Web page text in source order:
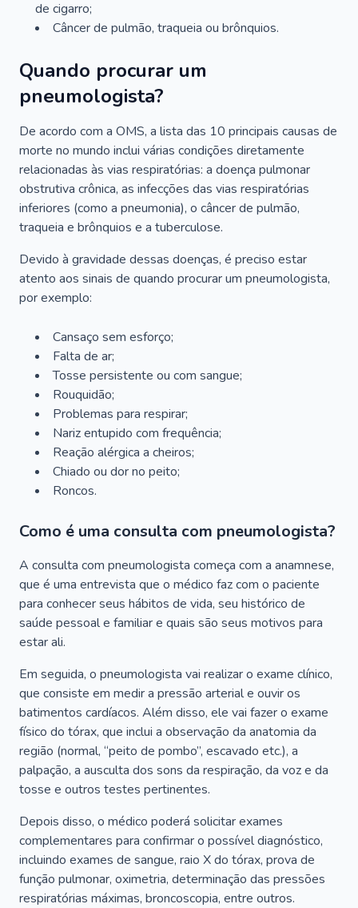
de cigarro;
Câncer de pulmão, traqueia ou brônquios.
Quando procurar um
pneumologista?
De acordo com a OMS, a lista das 10 principais causas de
morte no mundo inclui várias condições diretamente
relacionadas às vias respiratórias: a doença pulmonar
obstrutiva crônica, as infecções das vias respiratórias
inferiores (como a pneumonia), o câncer de pulmão,
traqueia e brônquios e a tuberculose.
Devido à gravidade dessas doenças, é preciso estar
atento aos sinais de quando procurar um pneumologista,
por exemplo:
Cansaço sem esforço;
Falta de ar;
Tosse persistente ou com sangue;
Rouquidão;
Problemas para respirar;
Nariz entupido com frequência;
Reação alérgica a cheiros;
Chiado ou dor no peito;
Roncos.
Como é uma consulta com pneumologista?
A consulta com pneumologista começa com a anamnese,
que é uma entrevista que o médico faz com o paciente
para conhecer seus hábitos de vida, seu histórico de
saúde pessoal e familiar e quais são seus motivos para
estar ali.
Em seguida, o pneumologista vai realizar o exame clínico,
que consiste em medir a pressão arterial e ouvir os
batimentos cardíacos. Além disso, ele vai fazer o exame
físico do tórax, que inclui a observação da anatomia da
região (normal, “peito de pombo”, escavado etc.), a
palpação, a ausculta dos sons da respiração, da voz e da
tosse e outros testes pertinentes.
Depois disso, o médico poderá solicitar exames
complementares para confirmar o possível diagnóstico,
incluindo exames de sangue, raio X do tórax, prova de
função pulmonar, oximetria, determinação das pressões
respiratórias máximas, broncoscopia, entre outros.